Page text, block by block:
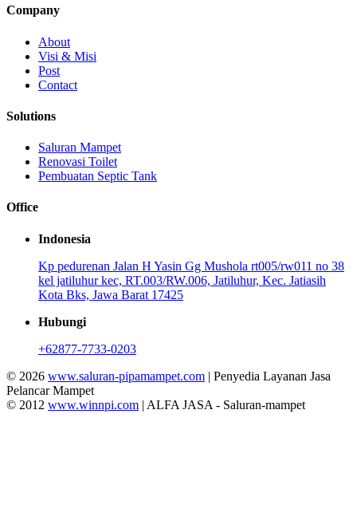
Company
About
Visi & Misi
Post
Contact
Solutions
Saluran Mampet
Renovasi Toilet
Pembuatan Septic Tank
Office
Indonesia
Kp pedurenan Jalan H Yasin Gg Mushola rt005/rw011 no 38
kel jatiluhur kec, RT.003/RW.006, Jatiluhur, Kec. Jatiasih
Kota Bks, Jawa Barat 17425
Hubungi
+62877-7733-0203
© 2026 www.saluran-pipamampet.com | Penyedia Layanan Jasa
Pelancar Mampet
© 2012 www.winnpi.com | ALFA JASA - Saluran-mampet